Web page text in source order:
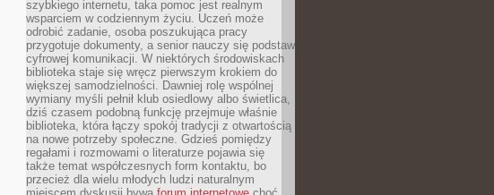
szybkiego internetu, taka pomoc jest realnym
wsparciem w codziennym życiu. Uczeń może
odrobić zadanie, osoba poszukująca pracy
przygotuje dokumenty, a senior nauczy się podstaw
cyfrowej komunikacji. W niektórych środowiskach
biblioteka staje się wręcz pierwszym krokiem do
większej samodzielności. Dawniej rolę wspólnej
wymiany myśli pełnił klub osiedlowy albo świetlica,
dziś czasem podobną funkcję przejmuje właśnie
biblioteka, która łączy spokój tradycji z otwartością
na nowe potrzeby społeczne. Gdzieś pomiędzy
regałami i rozmowami o literaturze pojawia się
także temat współczesnych form kontaktu, bo
przecież dla wielu młodych ludzi naturalnym